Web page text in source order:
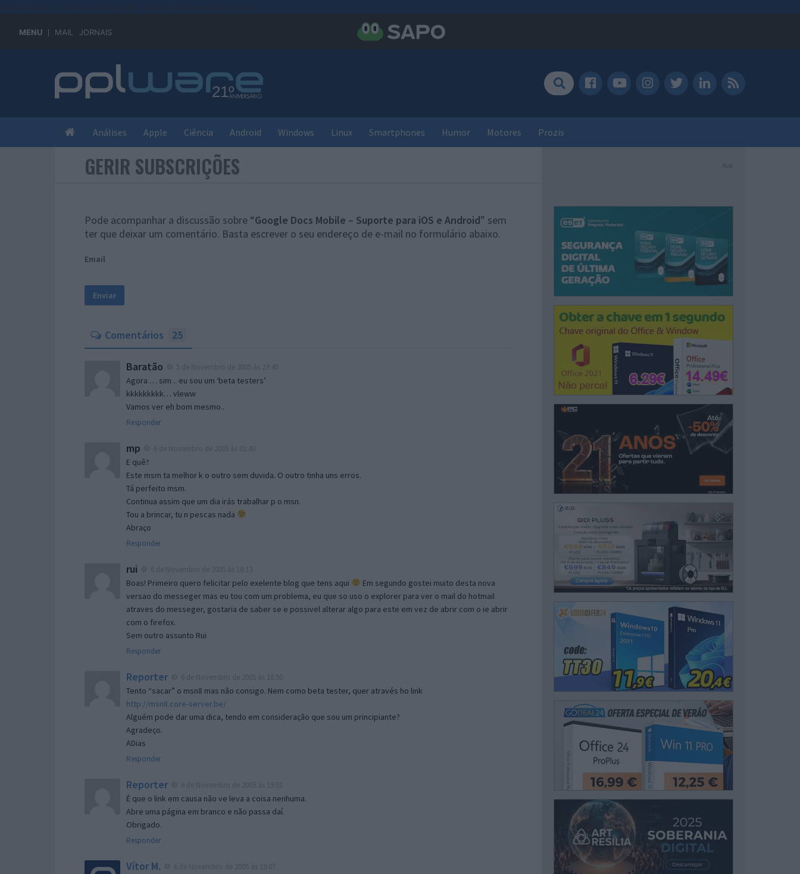
MENU MAIL JORNAIS
Análises Apple Ciência Android Windows Linux Smartphones Humor Motores Prozis
GERIR SUBSCRIÇÕES
Pode acompanhar a discussão sobre “Google Docs Mobile – Suporte para iOS e Android” sem
ter que deixar um comentário. Basta escrever o seu endereço de e-mail no formulário abaixo.
Email
Comentários 25
Baratão
Agora … sim .. eu sou um ‘beta testers’
kkkkkkkkk… vleww
Vamos ver eh bom mesmo..
Responder
mp
E quê?
Este msm ta melhor k o outro sem duvida. O outro tinha uns erros.
Tá perfeito msm.
Continua assim que um dia irás trabalhar p o msn.
Tou a brincar, tu n pescas nada
Abraço
Responder
rui
Boas! Primeiro quero felicitar pelo exelente blog que tens aqui
Em segundo gostei muito desta nova
versao do messeger mas eu tou com um problema, eu que so uso o explorer para ver o mail do hotmail
atraves do messeger, gostaria de saber se e possivel alterar algo para este em vez de abrir com o ie abrir
com o firefox.
Sem outro assunto Rui
Responder
Reporter
Tento “sacar” o msn8 mas não consigo. Nem como beta tester, quer através ho link
http://msn8.core-server.be/
Alguém pode dar uma dica, tendo em consideração que sou um principiante?
Agradeço.
ADias
Responder
Reporter
É que o link em causa não ve leva a coisa nenhuma.
Abre uma página em branco e não passa daí.
Obrigado.
Responder
Vítor M.
PUB